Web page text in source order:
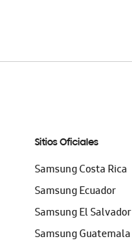
Sitios Oficiales
Samsung Costa Rica
Samsung Ecuador
Samsung El Salvador
Samsung Guatemala